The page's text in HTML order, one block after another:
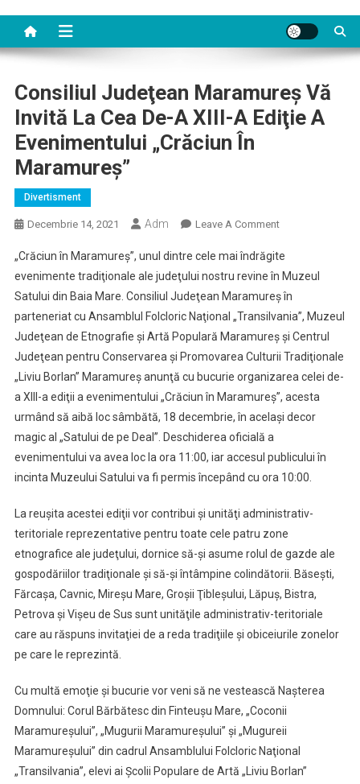
Consiliul Judeţean Maramureş Vă
Invită La Cea De-A XIII-A Ediţie A
Evenimentului „Crăciun În
Maramureş”
Divertisment
Decembrie 14, 2021 Adm Leave A CommentOn
Judeţean
Maramureş
Vă
Invită
La
Cea
De-
A
A
A
Evenimentului
În
Maramureş”
„Crăciun în Maramureş”, unul dintre cele mai îndrăgite
evenimente tradiţionale ale judeţului nostru revine în Muzeul
Satului din Baia Mare. Consiliul Judeţean Maramureş în
parteneriat cu Ansamblul Folcloric Naţional „Transilvania”, Muzeul
Judeţean de Etnografie şi Artă Populară Maramureş şi Centrul
Judeţean pentru Conservarea şi Promovarea Culturii Tradiţionale
„Liviu Borlan” Maramureş anunţă cu bucurie organizarea celei de-
a XIII-a ediţii a evenimentului „Crăciun în Maramureş”, acesta
urmând să aibă loc sâmbătă, 18 decembrie, în acelaşi decor
magic al „Satului de pe Deal”. Deschiderea oficială a
evenimentului va avea loc la ora 11:00, iar accesul publicului în
incinta Muzeului Satului va fi permis începând cu ora 10:00.
La reuşita acestei ediţii vor contribui şi unităţi administrativ-
teritoriale reprezentative pentru toate cele patru zone
etnografice ale judeţului, dornice să-şi asume rolul de gazde ale
gospodăriilor tradiţionale şi să-şi întâmpine colindătorii. Băseşti,
Fărcaşa, Cavnic, Mireşu Mare, Groşii Ţibleşului, Lăpuş, Bistra,
Petrova şi Vişeu de Sus sunt unităţile administrativ-teritoriale
care au răspuns invitaţiei de a reda tradiţiile şi obiceiurile zonelor
pe care le reprezintă.
Cu multă emoţie şi bucurie vor veni să ne vestească Naşterea
Domnului: Corul Bărbătesc din Finteuşu Mare, „Coconii
Maramureşului”, „Mugurii Maramureşului” şi „Mugureii
Maramureşului” din cadrul Ansamblului Folcloric Naţional
„Transilvania”, elevi ai Şcolii Populare de Artă „Liviu Borlan”